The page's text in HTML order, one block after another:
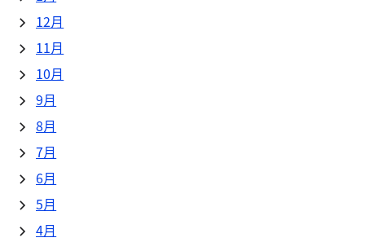
12月
11月
10月
9月
8月
7月
6月
5月
4月